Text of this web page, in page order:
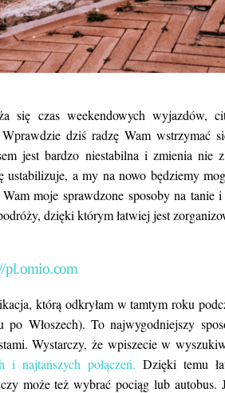
się czas weekendowych wyjazdów,
Wprawdzie dziś radzę Wam
jest bardzo niestabilna i zmienia
ustabilizuje, a my na nowo będziemy
moje sprawdzone sposoby na
dzięki którym łatwiej jest
pl.omio.com
którą odkryłam w tamtym roku
po Włoszech). To najwygodniejszy
Wystarczy, że wpiszecie w
i najtańszych połączeń. Dzięki temu
może też wybrać pociąg lub